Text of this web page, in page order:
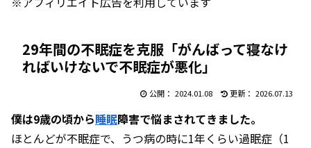
29年間の不眠症を克服「がんばって寝なけ
ればいけないで不眠症が悪化」
2024.01.08 2026.07.13
僕は9歳の頃から睡眠障害で悩まされてきました。
ほとんどが不眠症で、うつ病の時に1年くらい過眠症（1